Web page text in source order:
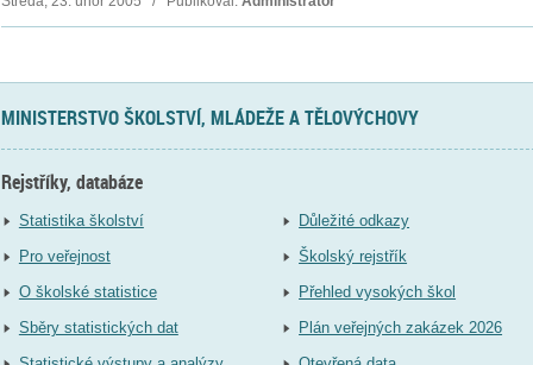
MINISTERSTVO ŠKOLSTVÍ, MLÁDEŽE A TĚLOVÝCHOVY
Rejstříky, databáze
Statistika školství
Pro veřejnost
O školské statistice
Sběry statistických dat
Důležité odkazy
Školský rejstřík
Přehled vysokých škol
Plán veřejných zakázek 2026